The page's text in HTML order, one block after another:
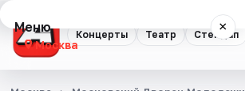
Концерты Театр Стендап
Меню ×
Москва
Концерты